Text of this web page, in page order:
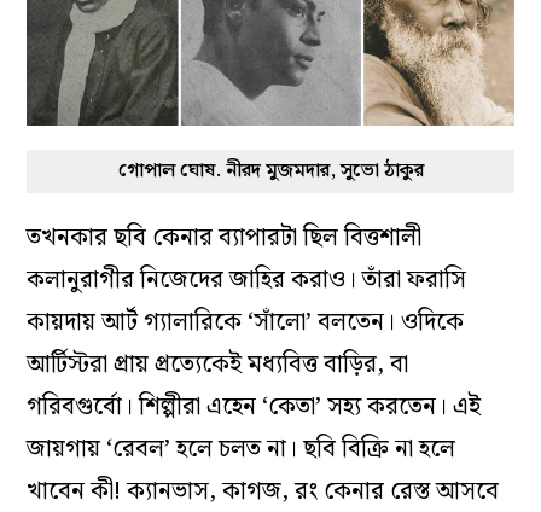
গোপাল ঘোষ. নীরদ মুজমদার, সুভো ঠাকুর
তখনকার ছবি কেনার ব্যাপারটা ছিল বিত্তশালী
কলানুরাগীর নিজেদের জাহির করাও। তাঁরা ফরাসি
কায়দায় আর্ট গ্যালারিকে ‘সাঁলো’ বলতেন। ওদিকে
আর্টিস্টরা প্রায় প্রত্যেকেই মধ্যবিত্ত বাড়ির, বা
গরিবগুর্বো। শিল্পীরা এহেন ‘কেতা’ সহ্য করতেন। এই
জায়গায় ‘রেবল’ হলে চলত না। ছবি বিক্রি না হলে
খাবেন কী! ক্যানভাস, কাগজ, রং কেনার রেস্ত আসবে